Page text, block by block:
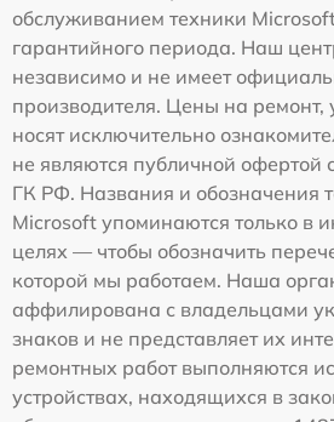
обслуживанием техники
гарантийного периода. Наш
независимо и не имеет
производителя. Цены на ремонт,
носят исключительно
не являются публичной офертой
ГК РФ. Названия и обозначения
Microsoft упоминаются только в
целях — чтобы обозначить
которой мы работаем. Наша
аффилирована с владельцами
знаков и не представляет их
ремонтных работ выполняются
устройствах, находящихся в